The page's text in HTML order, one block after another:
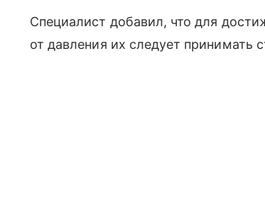
Специалист добавил, что для
от давления их следует принимать